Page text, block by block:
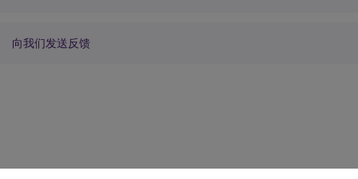
向我们发送反馈